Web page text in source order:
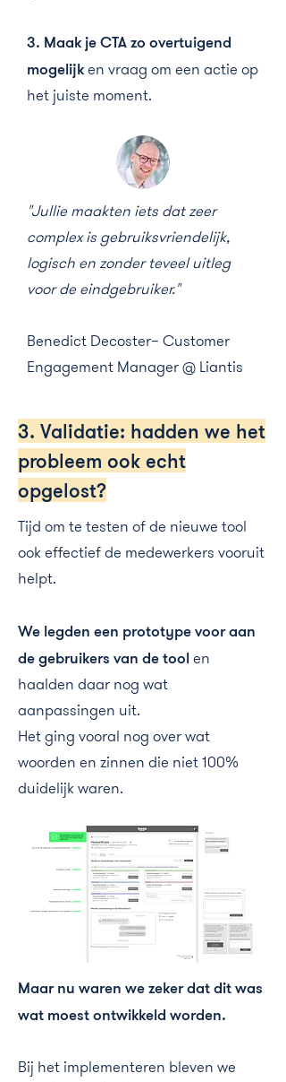
3. Maak je CTA zo overtuigend
mogelijken vraag om een actie op
het juiste moment.
"Jullie maakten iets dat zeer
complex is gebruiksvriendelijk,
logisch en zonder teveel uitleg
voor de eindgebruiker."
Benedict Decoster– Customer
Engagement Manager @ Liantis
3. Validatie: hadden we het
probleem ook echt
opgelost?
Tijd om te testen of de nieuwe tool
ook effectief de medewerkers vooruit
helpt.
We legden een prototype voor aan
de gebruikers van de tool en
haalden daar nog wat
aanpassingen uit.
Het ging vooral nog over wat
woorden en zinnen die niet 100%
duidelijk waren.
Maar nu waren we zeker dat dit was
wat moest ontwikkeld worden.
Bij het implementeren bleven we